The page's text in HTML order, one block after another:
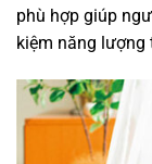
phù hợp giúp
kiệm năng lượng